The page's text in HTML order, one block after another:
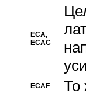
ECA,
ECAC
ECAF То